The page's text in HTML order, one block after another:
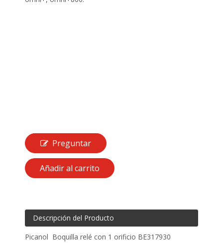
Preguntar
Añadir al carrito
Descripción del Producto
Picanol Boquilla relé con 1 orificio BE317930